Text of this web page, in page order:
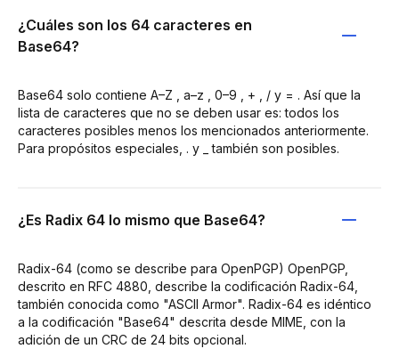
¿Cuáles son los 64 caracteres en
Base64?
Base64 solo contiene A–Z , a–z , 0–9 , + , / y = . Así que la
lista de caracteres que no se deben usar es: todos los
caracteres posibles menos los mencionados anteriormente.
Para propósitos especiales, . y _ también son posibles.
¿Es Radix 64 lo mismo que Base64?
Radix-64 (como se describe para OpenPGP) OpenPGP,
descrito en RFC 4880, describe la codificación Radix-64,
también conocida como "ASCII Armor". Radix-64 es idéntico
a la codificación "Base64" descrita desde MIME, con la
adición de un CRC de 24 bits opcional.